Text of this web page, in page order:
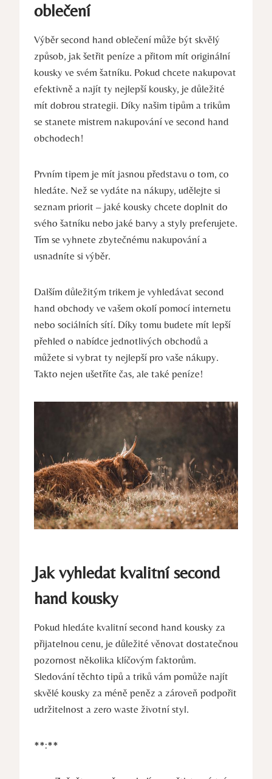
oblečení
Výběr second hand oblečení může být skvělý
způsob, jak šetřit peníze a přitom mít originální
kousky ve svém šatníku. Pokud chcete nakupovat
efektivně a najít ty nejlepší kousky, je důležité
mít dobrou strategii. Díky našim tipům a trikům
se stanete mistrem nakupování ve second hand
obchodech!
Prvním tipem je mít jasnou představu o tom, co
hledáte. Než se vydáte na nákupy, udělejte si
seznam priorit – jaké kousky chcete doplnit do
svého šatníku nebo jaké barvy a styly preferujete.
Tím se vyhnete zbytečnému nakupování a
usnadníte si výběr.
Dalším důležitým trikem je vyhledávat second
hand obchody ve vašem okolí pomocí internetu
nebo sociálních sítí. Díky tomu budete mít lepší
přehled o nabídce jednotlivých obchodů a
můžete si vybrat ty nejlepší pro vaše nákupy.
Takto nejen ušetříte čas, ale také peníze!
Jak vyhledat kvalitní second
hand kousky
Pokud hledáte kvalitní second hand kousky za
přijatelnou cenu, je důležité věnovat dostatečnou
pozornost několika klíčovým faktorům.
Sledování těchto tipů a triků vám pomůže najít
skvělé kousky za méně peněz a zároveň podpořit
udržitelnost a zero waste životní styl.
**:**